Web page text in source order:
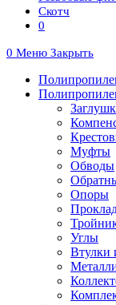
Скотч
0
0 Меню Закрыть
Муфты
Обводы
Опоры
Углы
Втулки